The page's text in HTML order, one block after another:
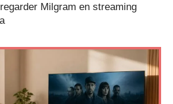
Milgram en streaming